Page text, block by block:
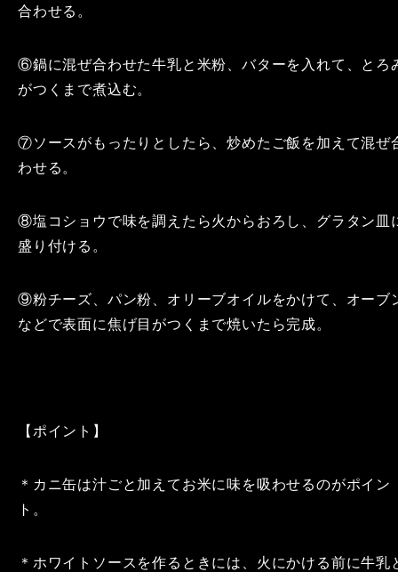
合わせる。
⑥鍋に混ぜ合わせた牛乳と米粉、バターを入れて、とろ
がつくまで煮込む。
⑦ソースがもったりとしたら、炒めたご飯を加えて混ぜ
わせる。
⑧塩コショウで味を調えたら火からおろし、グラタン皿
盛り付ける。
⑨粉チーズ、パン粉、オリーブオイルをかけて、オーブ
などで表面に焦げ目がつくまで焼いたら完成。
【ポイント】
＊カニ缶は汁ごと加えてお米に味を吸わせるのがポイン
ト。
＊ホワイトソースを作るときには、火にかける前に牛乳